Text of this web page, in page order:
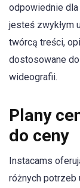
odpowiednie
jesteś zwykłym
twórcą treści,
dostosowane
wideografii.
Plany
do ceny
Instacams
różnych potrzeb